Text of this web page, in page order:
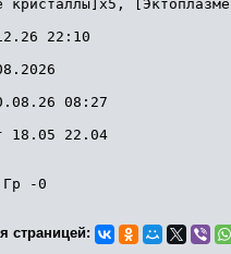
кристаллы]x5,
22:10
08:27
18.05 22.04
-0
страницей: